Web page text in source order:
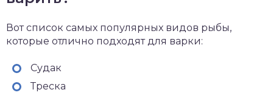
Вот список самых популярных видов рыбы,
которые отлично подходят для варки:
Судак
Треска